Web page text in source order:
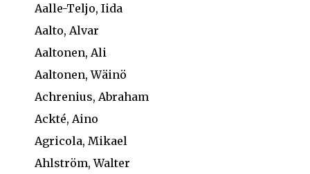
Aalle-Teljo, Iida
Aalto, Alvar
Aaltonen, Ali
Aaltonen, Wäinö
Achrenius, Abraham
Ackté, Aino
Agricola, Mikael
Ahlström, Walter